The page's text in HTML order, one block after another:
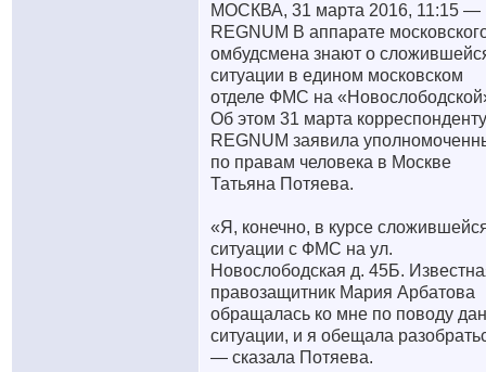
МОСКВА, 31 марта 2016, 11:15 —
REGNUM В аппарате
омбудсмена знают о
ситуации в едином московском
отделе ФМС на
Об этом 31 марта
REGNUM заявила
по правам человека в Москве
Татьяна Потяева.
«Я, конечно, в курсе
ситуации с ФМС на ул.
Новослободская д. 45Б.
правозащитник Мария Арбатова
обращалась ко мне по поводу
ситуации, и я обещала
— сказала Потяева.